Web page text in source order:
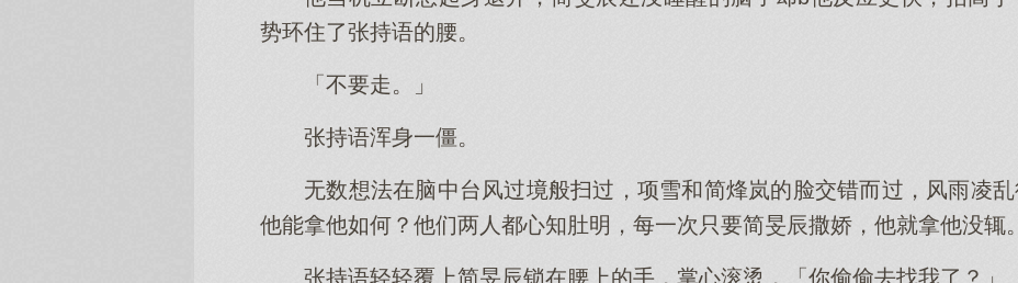
势环住了张持语的腰。
「不要走。」
张持语浑身一僵。
无数想法在脑中台风过境般扫过，项雪和简烽岚的脸交错而过，风雨凌乱
他能拿他如何？他们两人都心知肚明，每一次只要简旻辰撒娇，他就拿他没辄。
张持语轻轻覆上简旻辰锁在腰上的手，掌心滚烫，「你偷偷去找我了？」